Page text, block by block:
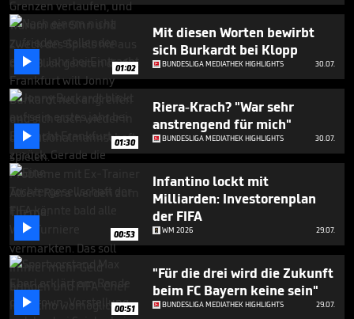
 01:02
Mit diesen Worten bewirbt
sich Burkardt bei Klopp
BUNDESLIGA MEDIATHEK HIGHLIGHTS 30.07.
 01:30
Riera-Krach? "War sehr
anstrengend für mich"
BUNDESLIGA MEDIATHEK HIGHLIGHTS 30.07.
 00:53
Infantino lockt mit
Milliarden: Investorenplan
der FIFA
WM 2026 29.07.
 00:51
"Für die drei wird die Zukunft
beim FC Bayern keine sein"
BUNDESLIGA MEDIATHEK HIGHLIGHTS 29.07.